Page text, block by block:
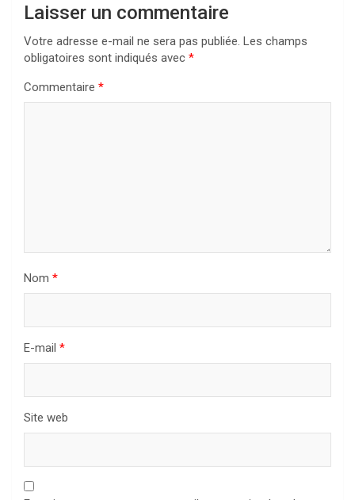
Laisser un commentaire
Votre adresse e-mail ne sera pas publiée. Les champs
obligatoires sont indiqués avec *
Commentaire *
Nom *
E-mail *
Site web